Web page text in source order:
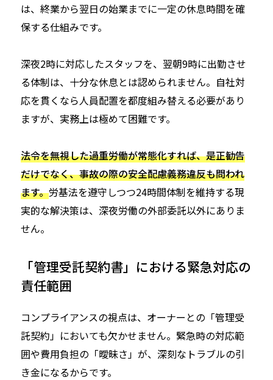
は、終業から翌日の始業までに一定の休息時間を確
保する仕組みです。
深夜2時に対応したスタッフを、翌朝9時に出勤させ
る体制は、十分な休息とは認められません。自社対
応を貫くなら人員配置を都度組み替える必要があり
ますが、実務上は極めて困難です。
法令を無視した過重労働が常態化すれば、是正勧告
だけでなく、事故の際の安全配慮義務違反も問われ
ます。労基法を遵守しつつ24時間体制を維持する現
実的な解決策は、深夜労働の外部委託以外にありま
せん。
「管理受託契約書」における緊急対応の
責任範囲
コンプライアンスの視点は、オーナーとの「管理受
託契約」においても欠かせません。緊急時の対応範
囲や費用負担の「曖昧さ」が、深刻なトラブルの引
き金になるからです。